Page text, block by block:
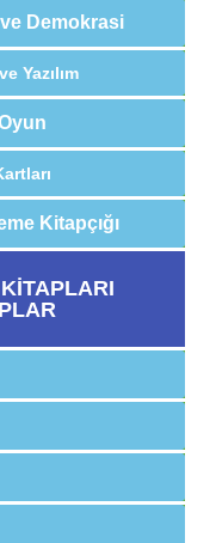
ve Demokrasi
Yazılım
Kitapçığı